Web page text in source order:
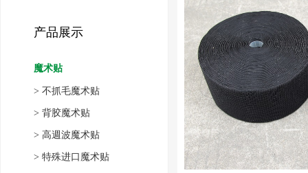
产品展示
魔术贴
> 不抓毛魔术贴
> 背胶魔术贴
> 高週波魔术贴
> 特殊进口魔术贴